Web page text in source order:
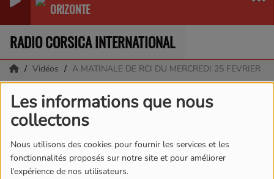
Les informations que nous
collectons
Nous utilisons des cookies pour fournir les services et les
fonctionnalités proposés sur notre site et pour améliorer
l'expérience de nos utilisateurs.
ORIZONTE
RADIO CORSICA INTERNATIONAL
Vidéos A MATINALE DE RCI DU MERCREDI 25 FEVRIER
A MATINALE DE RCI DU
MERCREDI 25 FEVRIER